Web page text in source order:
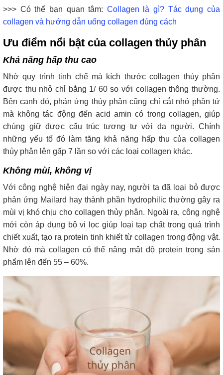
>>> Có thể bạn quan tâm: Collagen là gì? Tác dụng của
collagen và hướng dẫn uống collagen đúng cách
Ưu điểm nổi bật của collagen thủy phân
Khả năng hấp thu cao
Nhờ quy trình tinh chế mà kích thước collagen thủy phân
được thu nhỏ chỉ bằng 1/ 60 so với collagen thông thường.
Bên cạnh đó, phản ứng thủy phân cũng chỉ cắt nhỏ phân tử
mà không tác động đến acid amin có trong collagen, giúp
chúng giữ được cấu trúc tương tự với da người. Chính
những yếu tố đó làm tăng khả năng hấp thu của collagen
thủy phân lên gấp 7 lần so với các loại collagen khác.
Không mùi, không vị
Với công nghệ hiện đại ngày nay, người ta đã loại bỏ được
phản ứng Mailard hay thành phần hydrophilic thường gây ra
mùi vị khó chịu cho collagen thủy phân. Ngoài ra, công nghệ
mới còn áp dụng bộ vi lọc giúp loại tạp chất trong quá trình
chiết xuất, tạo ra protein tinh khiết từ collagen trong động vật.
Nhờ đó mà collagen có thể nâng mật độ protein trong sản
phẩm lên đến 55 – 60%.